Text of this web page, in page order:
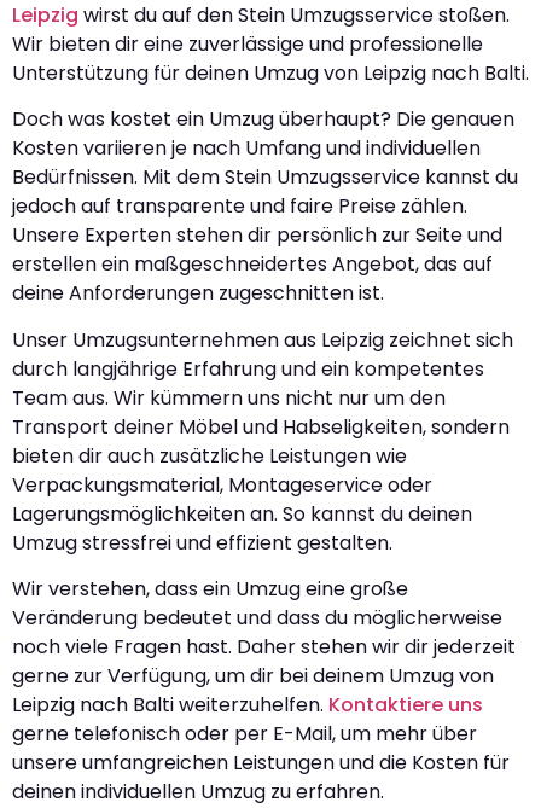
Leipzig wirst du auf den Stein Umzugsservice stoßen.
Wir bieten dir eine zuverlässige und professionelle
Unterstützung für deinen Umzug von Leipzig nach Balti.
Doch was kostet ein Umzug überhaupt? Die genauen
Kosten variieren je nach Umfang und individuellen
Bedürfnissen. Mit dem Stein Umzugsservice kannst du
jedoch auf transparente und faire Preise zählen.
Unsere Experten stehen dir persönlich zur Seite und
erstellen ein maßgeschneidertes Angebot, das auf
deine Anforderungen zugeschnitten ist.
Unser Umzugsunternehmen aus Leipzig zeichnet sich
durch langjährige Erfahrung und ein kompetentes
Team aus. Wir kümmern uns nicht nur um den
Transport deiner Möbel und Habseligkeiten, sondern
bieten dir auch zusätzliche Leistungen wie
Verpackungsmaterial, Montageservice oder
Lagerungsmöglichkeiten an. So kannst du deinen
Umzug stressfrei und effizient gestalten.
Wir verstehen, dass ein Umzug eine große
Veränderung bedeutet und dass du möglicherweise
noch viele Fragen hast. Daher stehen wir dir jederzeit
gerne zur Verfügung, um dir bei deinem Umzug von
Leipzig nach Balti weiterzuhelfen. Kontaktiere uns
gerne telefonisch oder per E-Mail, um mehr über
unsere umfangreichen Leistungen und die Kosten für
deinen individuellen Umzug zu erfahren.